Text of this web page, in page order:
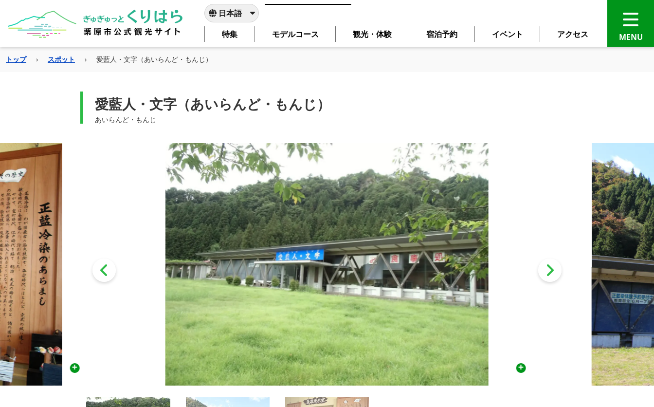
特集 モデルコース 観光・体験 宿泊予約 イベント アクセス
日本語
トップ › スポット › 愛藍人・文字（あいらんど・もんじ）
愛藍人・文字（あいらんど・もんじ）
あいらんど・もんじ